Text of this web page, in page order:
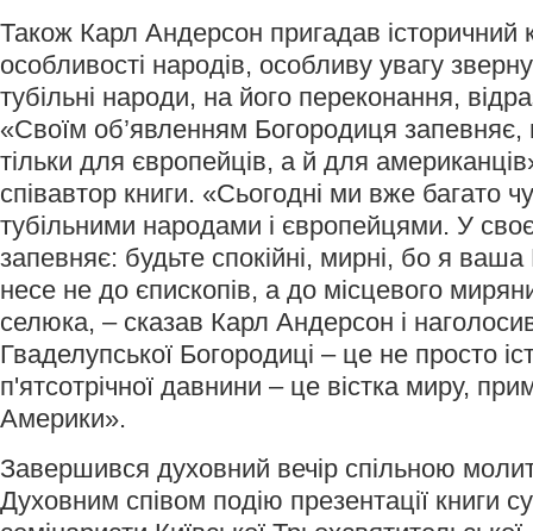
Також Карл Андерсон пригадав історичний
особливості народів, особливу увагу
тубільні народи, на його переконання,
«Своїм об’явленням Богородиця
тільки для європейців, а й для
співавтор книги. «Сьогодні ми вже багато
тубільними народами і європейцями. У
запевняє: будьте спокійні, мирні, бо я
несе не до єпископів, а до місцевого
селюка, – сказав Карл Андерсон і
Гваделупської Богородиці – це не просто
п'ятсотрічної давнини – це вістка миру,
Америки».
Завершився духовний вечір спільною
Духовним співом подію презентації книги